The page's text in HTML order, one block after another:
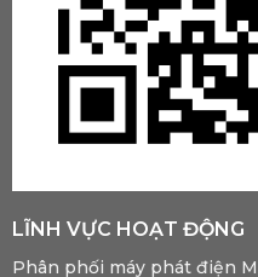
LĨNH VỰC HOẠT ĐỘNG
Phân phối máy phát điện